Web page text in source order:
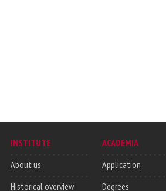
INSTITUTE
About us
Historical overview
ACADEMIA
Application
Degrees